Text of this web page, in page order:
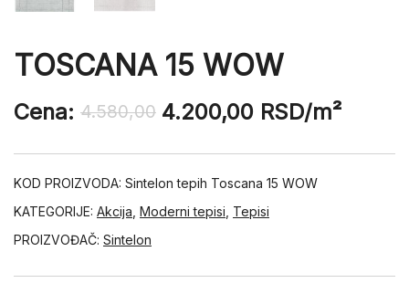
TOSCANA 15 WOW
Cena: 4.580,00 4.200,00 RSD/m²
KOD PROIZVODA: Sintelon tepih Toscana 15 WOW
KATEGORIJE: Akcija Moderni tepisi Tepisi
PROIZVOĐAČ: Sintelon